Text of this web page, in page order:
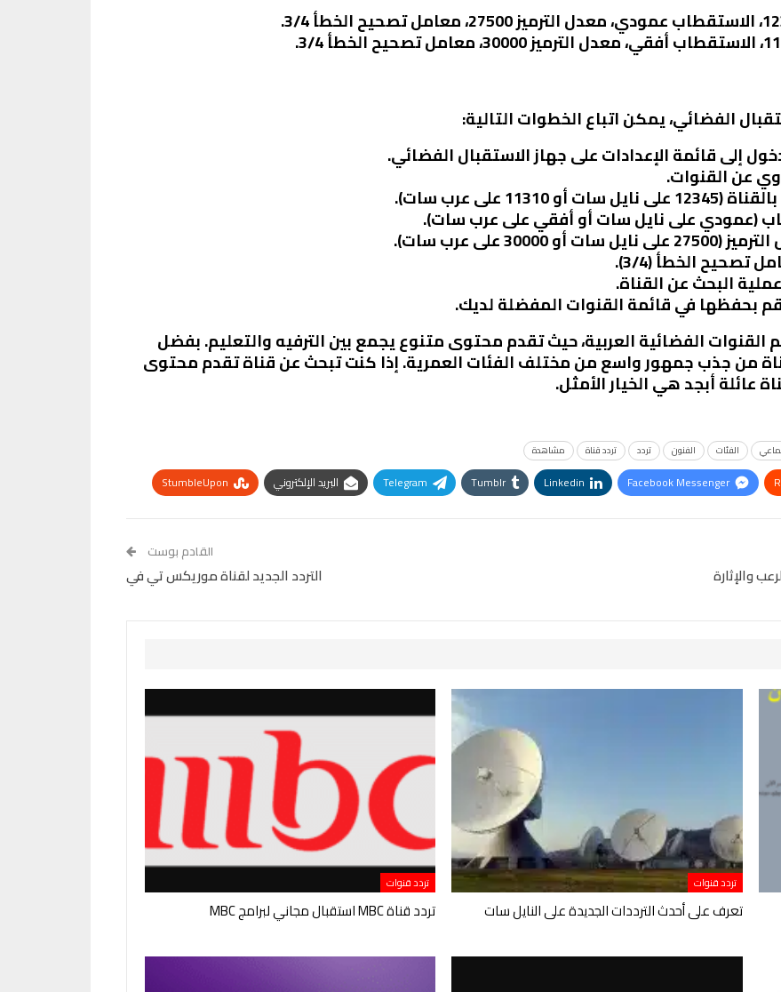
الفضائي، يمكن اتباع الخطوات التالية:
إلى قائمة الإعدادات على جهاز الاستقبال الفضائي.
عن القنوات.
على عرب سات).
(عمودي على نايل سات أو أفقي على عرب سات).
30000 على عرب سات).
تصحيح الخطأ (3/4).
البحث عن القناة.
قم بحفظها في قائمة القنوات المفضلة لديك.
القنوات الفضائية العربية، حيث تقدم محتوى متنوع يجمع بين الترفيه والتعليم. بفضل
من جذب جمهور واسع من مختلف الفئات العمرية. إذا كنت تبحث عن قناة تقدم محتوى
عائلة أبجد هي الخيار الأمثل.
الفئات الفنون تردد تردد قناة مشاهدة
Facebook Messenger
Linkedin
Tumblr
Telegram البريد الإلكتروني
StumbleUpon
والإثارة
القادم بوست
التردد الجديد لقناة موريكس تي في
تردد قنوات
تعرف على أحدث الترددات الجديدة على النايل سات
تردد قنوات
تردد قناة MBC استقبال مجاني لبرامج MBC